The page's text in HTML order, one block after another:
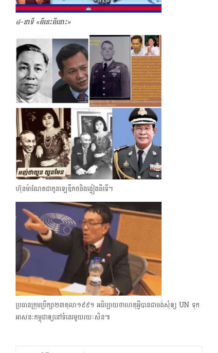
៤–នាទី «ពីនេះពីនោះ»
ហ៊ុនម៉ាណែតជាកូនឡេឌឹកថ​និងង្វៀងធីទើ។
ប្រធានក្រុមប្រឹក្សា​២៣​តុលា​១៩៩១ អធិប្បាយថាហេតុអ្វីបានជាចង់សុំឲ្យ UN ទុក
អាសនៈកម្ពុជាឲ្យនៅទំនេរមួយរយៈសិន៕